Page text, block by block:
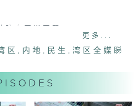
巴士带旺社区经济
舞其乐融融
更多...
区 , 内地 , 民生 ,湾区全媒睇